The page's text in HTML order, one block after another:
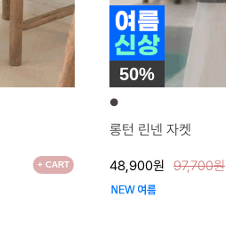
+ CART
50%
●
롱턴 린넨 자켓
48,900원 97,700원